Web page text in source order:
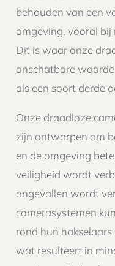
behouden van een
omgeving, vooral bij
Dit is waar onze
onschatbare
als een soort derde
Onze draadloze
zijn ontworpen om
en de omgeving
veiligheid wordt
ongevallen wordt
camerasystemen
rond hun
wat resulteert in